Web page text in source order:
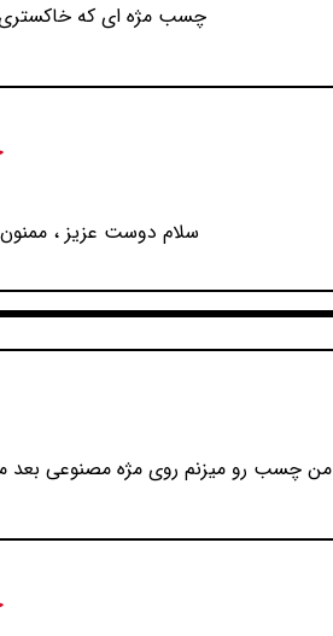
چسب مژه ای که
سلام دوست عزیز ، ممنون
من چسب رو میزنم روی مژه مصنوعی بعد